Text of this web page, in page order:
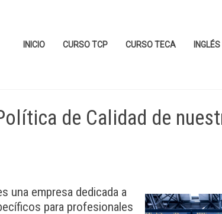
INICIO CURSO TCP CURSO TECA INGLÉS
de Calidad de
una empresa dedicada a
para profesionales